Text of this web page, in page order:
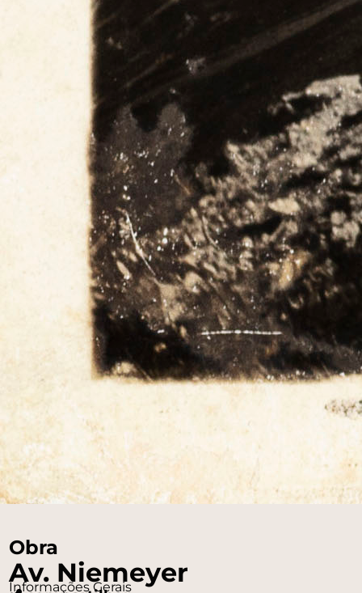
Obra
Av. Niemeyer
Informações Gerais